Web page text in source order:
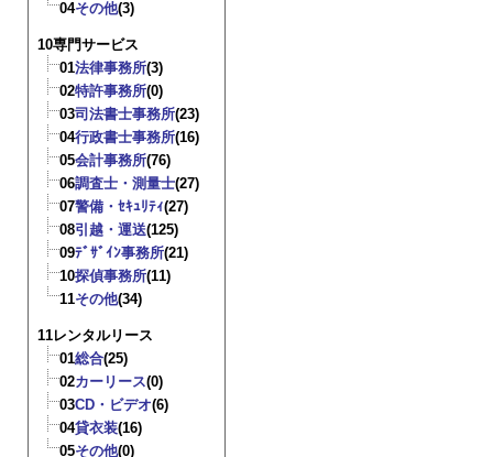
04その他(3)
10専門サービス
01法律事務所(3)
02特許事務所(0)
03司法書士事務所(23)
04行政書士事務所(16)
05会計事務所(76)
06調査士・測量士(27)
07警備・ｾｷｭﾘﾃｨ(27)
08引越・運送(125)
09ﾃﾞｻﾞｲﾝ事務所(21)
10探偵事務所(11)
11その他(34)
11レンタルリース
01総合(25)
02カーリース(0)
03CD・ビデオ(6)
04貸衣装(16)
05その他(0)